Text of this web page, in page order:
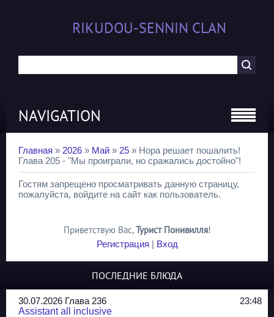
RIKUDOU-SENNIN CLAN
NAVIGATION
Главная » 2026 » Май » 25 » Нора решает пошалить!
Глава 205 - "Мы проиграли, но сражались достойно"!
Гостям запрещено просматривать данную страницу,
пожалуйста, войдите на сайт как пользователь.
Приветствую Вас,Турист Понивилля!
Регистрация | Вход
ПОСЛЕДНИЕ БЛЮДА
30.07.2026 Глава 236
23:48
Assistant all inclusive